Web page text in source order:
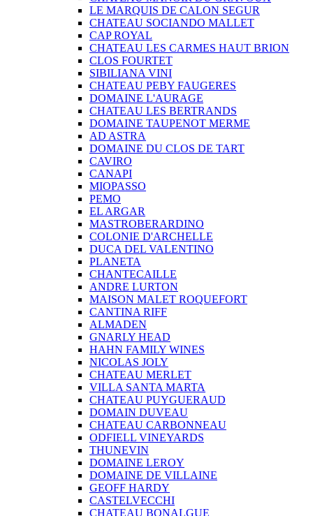
LE MARQUIS DE CALON SEGUR
CHATEAU SOCIANDO MALLET
CAP ROYAL
CHATEAU LES CARMES HAUT BRION
CLOS FOURTET
SIBILIANA VINI
CHATEAU PEBY FAUGERES
DOMAINE L'AURAGE
CHATEAU LES BERTRANDS
DOMAINE TAUPENOT MERME
AD ASTRA
DOMAINE DU CLOS DE TART
CAVIRO
CANAPI
MIOPASSO
PEMO
EL ARGAR
MASTROBERARDINO
COLONIE D'ARCHELLE
DUCA DEL VALENTINO
PLANETA
CHANTECAILLE
ANDRE LURTON
MAISON MALET ROQUEFORT
CANTINA RIFF
ALMADEN
GNARLY HEAD
HAHN FAMILY WINES
NICOLAS JOLY
CHATEAU MERLET
VILLA SANTA MARTA
CHATEAU PUYGUERAUD
DOMAIN DUVEAU
CHATEAU CARBONNEAU
ODFIELL VINEYARDS
THUNEVIN
DOMAINE LEROY
DOMAINE DE VILLAINE
GEOFF HARDY
CASTELVECCHI
CHATEAU BONALGUE